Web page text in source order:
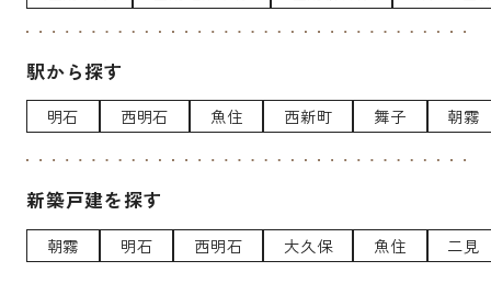
駅から探す
明石 西明石 魚住 西新町 舞子 朝霧
新築戸建を探す
朝霧 明石 西明石 大久保 魚住 二見